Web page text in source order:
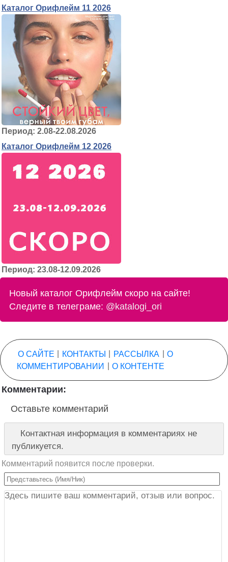
Каталог Орифлейм 11 2026
Период: 2.08-22.08.2026
Каталог Орифлейм 12 2026
Период: 23.08-12.09.2026
Новый каталог Орифлейм скоро на сайте!
Следите в телеграме: @katalogi_ori
О САЙТЕ КОНТАКТЫ РАССЫЛКА
О
КОММЕНТИРОВАНИИ
О КОНТЕНТЕ
Комментарии:
Оставьте комментарий
Контактная информация в комментариях не
публикуется.
Комментарий появится после проверки.